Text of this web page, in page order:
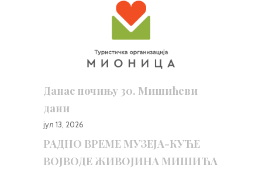
Данас почињу 30. Мишићеви
дани
јул 13, 2026
РАДНО ВРЕМЕ МУЗЕЈА-КУЋЕ
ВОЈВОДЕ ЖИВОЈИНА МИШИЋА